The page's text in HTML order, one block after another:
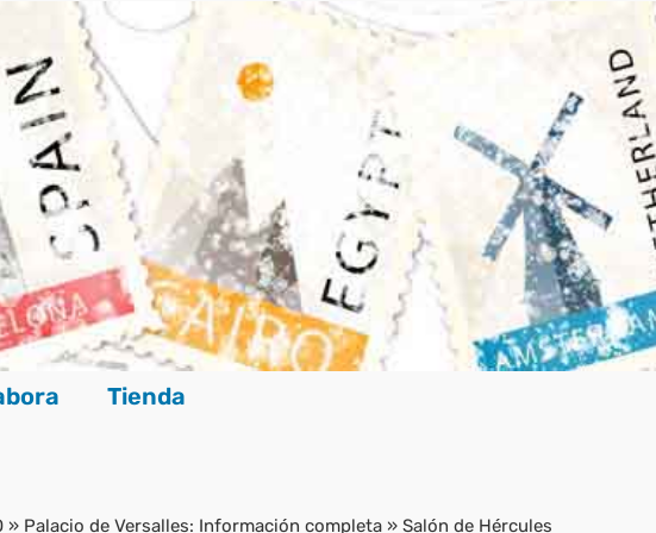
Tienda
» Palacio de Versalles: Información completa » Salón de Hércules